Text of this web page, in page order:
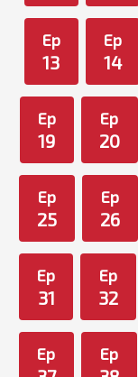
Ep
13
Ep
14
Ep
19
Ep
20
Ep
25
Ep
26
Ep
31
Ep
32
Ep Ep